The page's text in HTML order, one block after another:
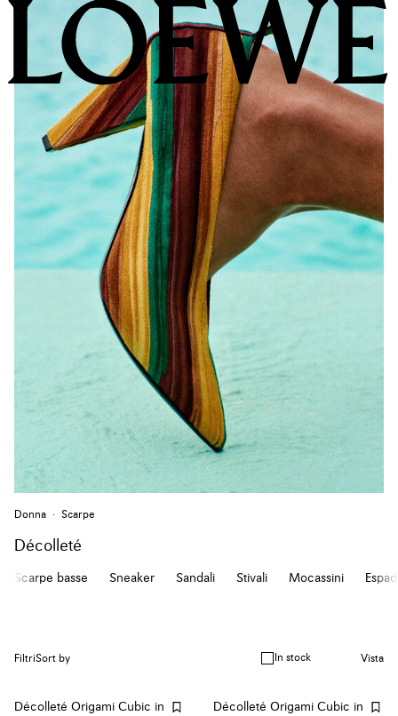
Donna Scarpe
Décolleté
Scarpe basse Sneaker Sandali Stivali Mocassini
FiltriSort by In stock Vista
Décolleté Origami Cubic in
Décolleté Origami Cubic in